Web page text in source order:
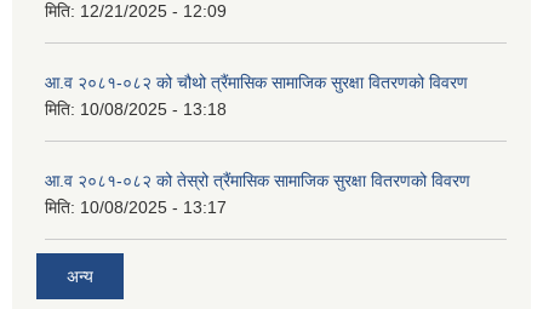
मिति: 12/21/2025 - 12:09
आ.व २०८१-०८२ को चौथो त्रैंमासिक सामाजिक सुरक्षा वितरणको विवरण
मिति: 10/08/2025 - 13:18
आ.व २०८१-०८२ को तेस्रो त्रैंमासिक सामाजिक सुरक्षा वितरणको विवरण
मिति: 10/08/2025 - 13:17
अन्य